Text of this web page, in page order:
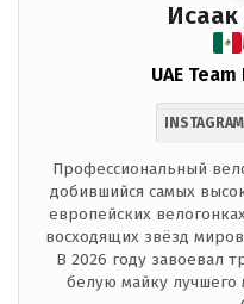
UAE
INSTAGRAM
Профессиональный
добившийся самых
европейских
восходящих звёзд
В 2026 году завоевал
белую майку лучшего